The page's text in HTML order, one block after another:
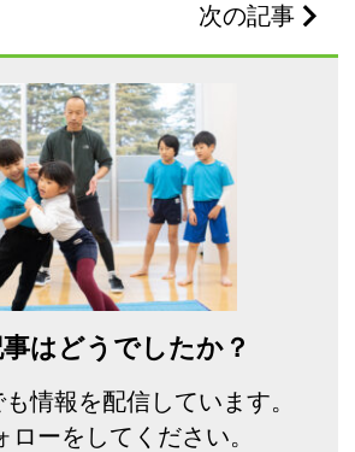
次の記事
はどうでしたか？
情報を配信しています。
ローをしてください。